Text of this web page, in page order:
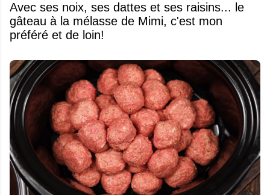
Avec ses noix, ses dattes et ses raisins... le
gâteau à la mélasse de Mimi, c'est mon
préféré et de loin!